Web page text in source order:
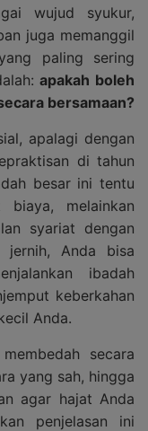
wujud syukur,
juga memanggil
paling sering
apakah boleh
bersamaan?
apalagi dengan
di tahun
besar ini tentu
biaya, melainkan
syariat dengan
jernih, Anda bisa
ibadah
keberkahan
Anda.
secara
yang sah, hingga
agar hajat Anda
penjelasan ini